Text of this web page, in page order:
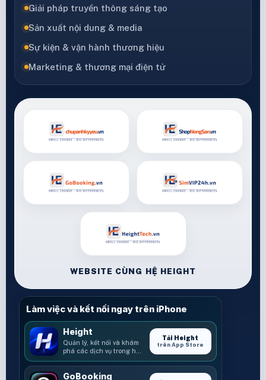
Giải pháp truyền thông sáng tạo
Sản xuất nội dung & media
Sự kiện & vận hành thương hiệu
Marketing & thương mại điện tử
WEBSITE CÙNG HỆ HEIGHT
Làm việc và kết nối ngay trên iPhone
Height
Quản lý, kết nối và khám
phá các dịch vụ trong hệ
sinh thái Height.
Tải Height
trên App Store
GoBooking